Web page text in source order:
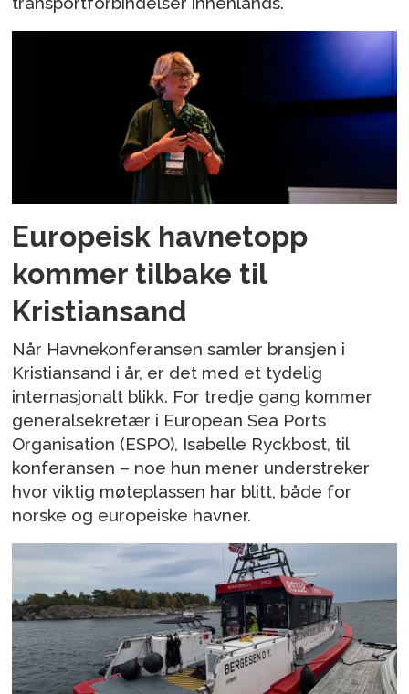
Europeisk havnetopp
kommer tilbake til
Kristiansand
Når Havnekonferansen samler bransjen i
Kristiansand i år, er det med et tydelig
internasjonalt blikk. For tredje gang kommer
generalsekretær i European Sea Ports
Organisation (ESPO), Isabelle Ryckbost, til
konferansen – noe hun mener understreker
hvor viktig møteplassen har blitt, både for
norske og europeiske havner.